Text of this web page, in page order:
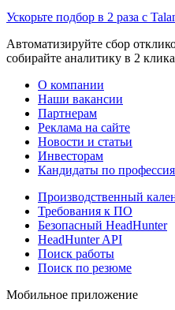
Ускорьте подбор в 2 раза с
Автоматизируйте сбор
собирайте аналитику в 2 клика
О компании
Наши вакансии
Партнерам
Реклама на сайте
Новости и статьи
Инвесторам
Кандидаты по
Производственный
Требования к ПО
Безопасный HeadHunter
HeadHunter API
Поиск работы
Поиск по резюме
Мобильное приложение